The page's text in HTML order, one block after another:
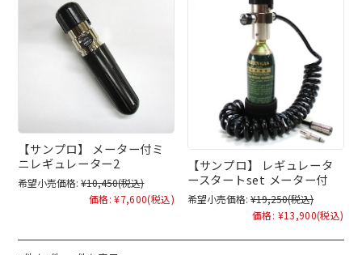
【サンプロ】 メーター付ミ
ニレギュレーター2
希望小売価格: ¥10,450(税込)
価格: ¥7,600(税込)
【サンプロ】 レギュレータ
ースタートset メーター付
希望小売価格: ¥19,250(税込)
価格: ¥13,900(税込)